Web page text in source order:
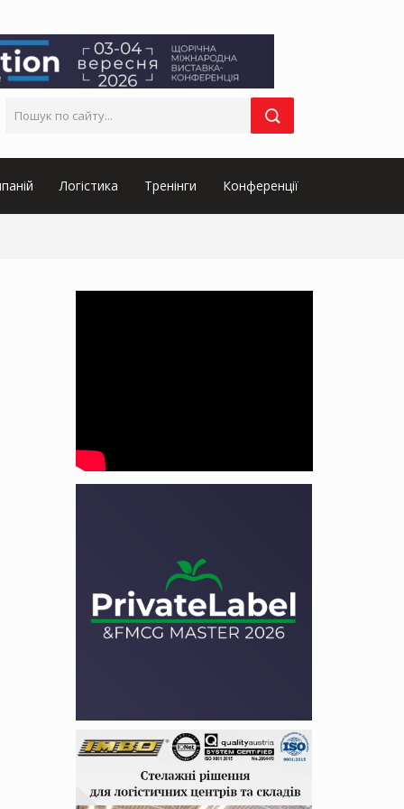
Логістика Тренінги Конференції